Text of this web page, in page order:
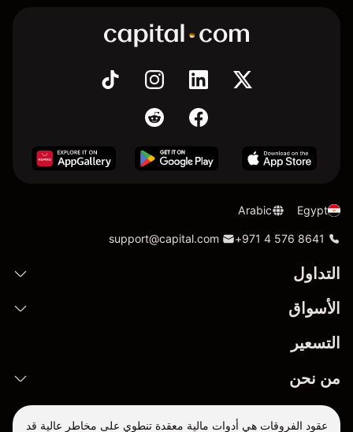
Egypt
Arabic
+971 4 576 8641
support@capital.com
التداول
الأسواق
التسعير
من نحن
عقود الفروقات هي أدوات مالية معقدة تنطوي على مخاطر عالية قد